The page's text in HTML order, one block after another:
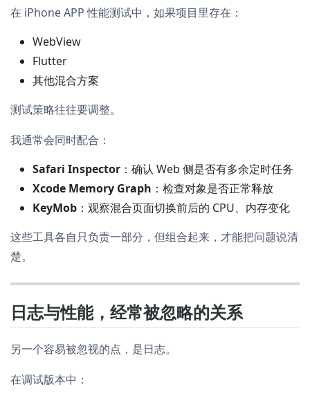
在 iPhone APP 性能测试中，如果项目里存在：
WebView
Flutter
其他混合方案
测试策略往往要调整。
我通常会同时配合：
Safari Inspector ：确认 Web 侧是否有多余定时任务
Xcode Memory Graph ：检查对象是否正常释放
KeyMob ：观察混合页面切换前后的 CPU、内存变化
这些工具各自只负责一部分，但组合起来，才能把问题说清
楚。
日志与性能，经常被忽略的关系
另一个容易被忽视的点，是日志。
在调试版本中：